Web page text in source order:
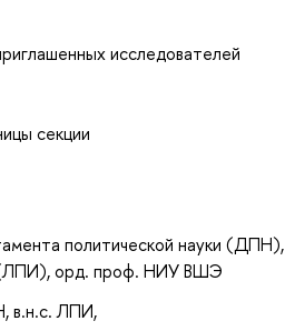
исследователей
секции
политической науки (ДПН),
(ЛПИ), орд. проф. НИУ ВШЭ
в.н.с. ЛПИ,